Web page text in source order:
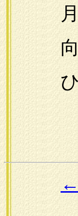
月光
向ふ
ひか
←